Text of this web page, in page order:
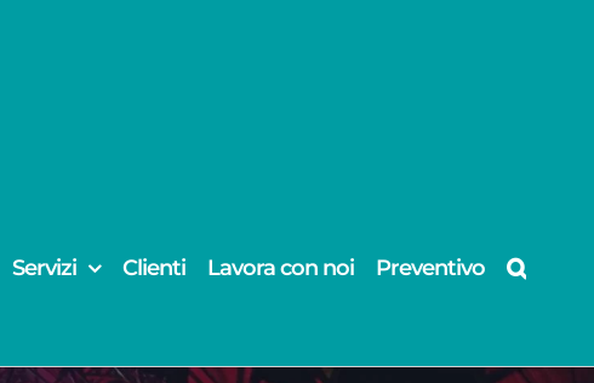
Servizi Clienti Lavora con noi Preventivo